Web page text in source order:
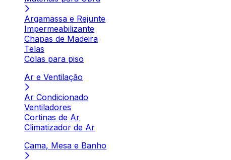
Argamassa e Rejunte
Impermeabilizante
Chapas de Madeira
Telas
Colas para piso
Ar e Ventilação
Ar Condicionado
Ventiladores
Cortinas de Ar
Climatizador de Ar
Cama, Mesa e Banho